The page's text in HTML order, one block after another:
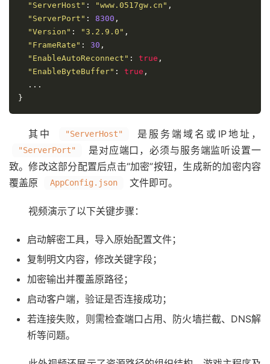
"ServerHost" : "www.0517gw.cn" ,
"ServerPort" : 8300 ,
"Version" : "3.2.9.0" ,
"FrameRate" : 30 ,
"EnableAutoReconnect" : true ,
"EnableByteBuffer" : true ,
...
}
其中 "ServerHost" 是服务端域名或IP地址，
"ServerPort"
是对应端口，必须与服务端监听设置一
致。修改这部分配置后点击“加密”按钮，生成新的加密内容
覆盖原
AppConfig.json 文件即可。
视频演示了以下关键步骤：
启动解密工具，导入原始配置文件；
复制明文内容，修改关键字段；
加密输出并覆盖原路径；
启动客户端，验证是否连接成功；
若连接失败，则需检查端口占用、防火墙拦截、DNS解
析等问题。